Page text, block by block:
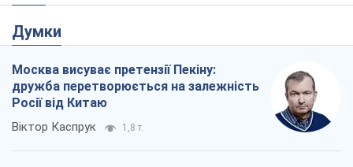
Думки
Москва висуває претензії Пекіну:
дружба перетворюється на залежність
Росії від Китаю
Віктор Каспрук 1,8 т.